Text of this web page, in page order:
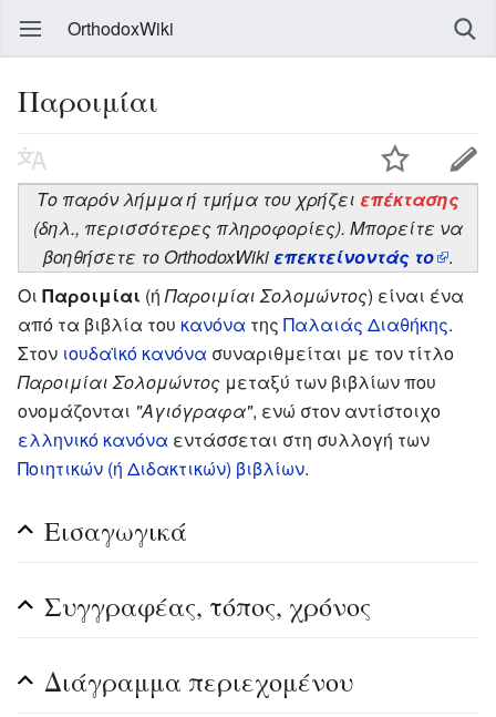
OrthodoxWiki
Παροιμίαι
Το παρόν λήμμα ή τμήμα του χρήζει επέκτασης
(δηλ., περισσότερες πληροφορίες). Μπορείτε να
βοηθήσετε το OrthodoxWiki επεκτείνοντάς το
.
Οι Παροιμίαι (ή Παροιμίαι Σολομώντος) είναι ένα
από τα βιβλία του κανόνα της Παλαιάς Διαθήκης.
Στον ιουδαϊκό κανόνα συναριθμείται με τον τίτλο
Παροιμίαι Σολομώντος μεταξύ των βιβλίων που
ονομάζονται "Αγιόγραφα", ενώ στον αντίστοιχο
ελληνικό κανόνα εντάσσεται στη συλλογή των
Ποιητικών (ή Διδακτικών) βιβλίων.
Εισαγωγικά
Συγγραφέας, τόπος, χρόνος
Διάγραμμα περιεχομένου